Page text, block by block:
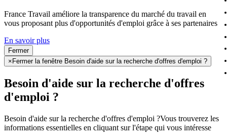
France Travail améliore la transparence du marché du travail en
vous proposant plus d'opportunités d'emploi grâce à ses partenaires
En savoir plus
Fermer
× Fermer la fenêtre Besoin d'aide sur la recherche d'offres d'emploi ?
Besoin d'aide sur la recherche d'offres
d'emploi ?
Besoin d'aide sur la recherche d'offres d'emploi ?Vous trouverez les
informations essentielles en cliquant sur l'étape qui vous intéresse